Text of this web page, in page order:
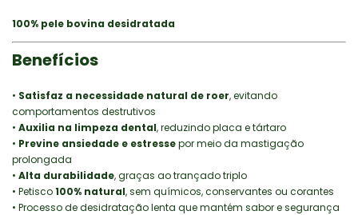
100% pele bovina desidratada
Benefícios
• Satisfaz a necessidade natural de roer, evitando
comportamentos destrutivos
• Auxilia na limpeza dental, reduzindo placa e tártaro
• Previne ansiedade e estressepor meio da mastigação
prolongada
• Alta durabilidade, graças ao trançado triplo
• Petisco100% natural, sem químicos, conservantes ou corantes
• Processo de desidratação lenta que mantém sabor e segurança